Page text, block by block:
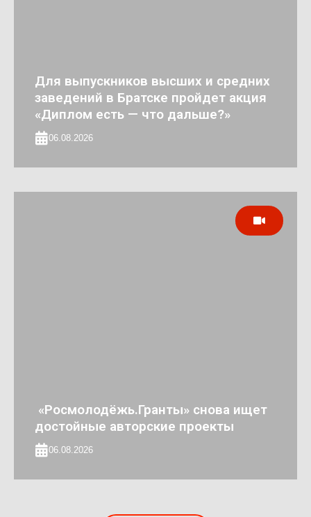
Для выпускников высших и средних
заведений в Братске пройдет акция
«Диплом есть — что дальше?»
06.08.2026
«Росмолодёжь.Гранты» снова ищет
достойные авторские проекты
06.08.2026